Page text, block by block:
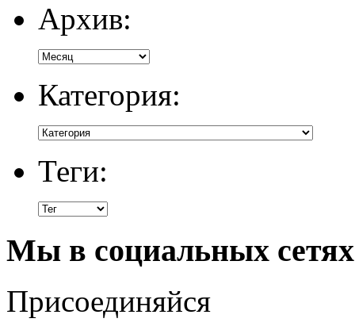
Архив:
Категория:
Теги:
Мы в социальных сетях
Присоединяйся